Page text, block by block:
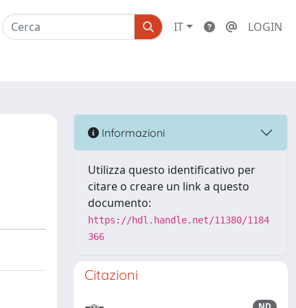
IT LOGIN
Informazioni
Utilizza questo identificativo per
citare o creare un link a questo
documento:
https://hdl.handle.net/11380/1184
366
Citazioni